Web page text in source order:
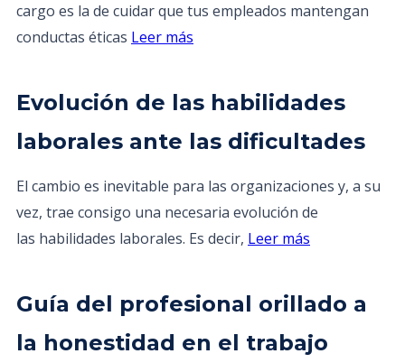
cargo es la de cuidar que tus empleados mantengan
conductas éticas Leer más
Evolución de las habilidades
laborales ante las dificultades
El cambio es inevitable para las organizaciones y, a su
vez, trae consigo una necesaria evolución de
las habilidades laborales. Es decir, Leer más
Guía del profesional orillado a
la honestidad en el trabajo